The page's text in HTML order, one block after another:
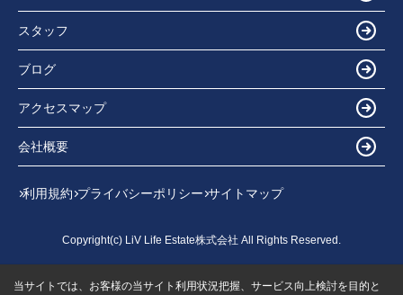
スタッフ
ブログ
アクセスマップ
会社概要
利用規約 プライバシーポリシー サイトマップ
Copyright(c) LiV Life Estate株式会社 All Rights Reserved.
当サイトでは、お客様の当サイト利用状況把握、サービス向上検討を目的と